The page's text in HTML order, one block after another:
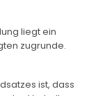
liegt ein
zugrunde.
ist, dass